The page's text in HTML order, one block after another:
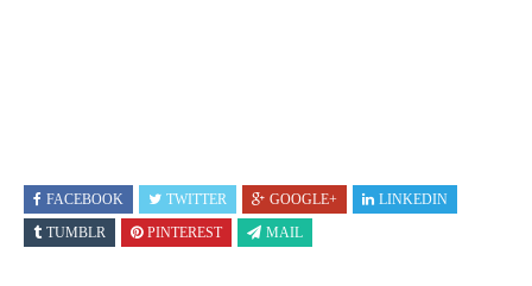
FACEBOOK TWITTER GOOGLE+
LINKEDIN
TUMBLR
PINTEREST MAIL